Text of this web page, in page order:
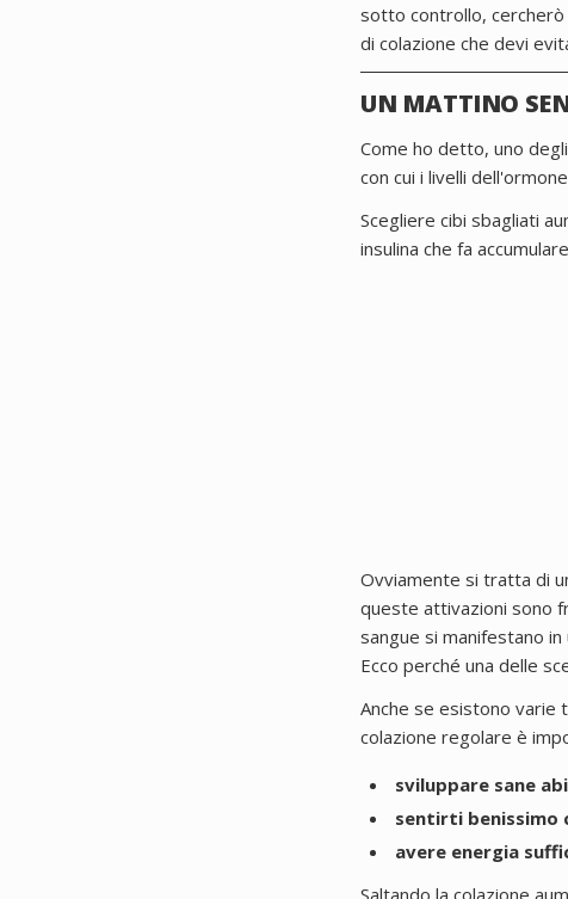
sotto controllo, cercherò
di colazione che devi
UN MATTINO
Come ho detto, uno
con cui i livelli
Scegliere cibi sbagliati
insulina che fa
Ovviamente si tratta di
queste attivazioni sono
sangue si manifestano
Ecco perché una delle
Anche se esistono varie
colazione regolare è
sviluppare sane
sentirti benissimo
avere energia